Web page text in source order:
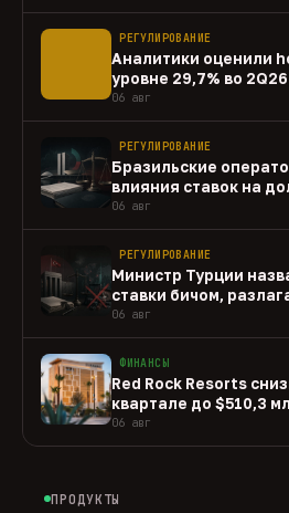
РЕГУЛИРОВАНИЕ
Аналитики оценили
уровне 29,7% во 2Q26
06 авг
РЕГУЛИРОВАНИЕ
Бразильские
влияния ставок на
06 авг
РЕГУЛИРОВАНИЕ
Министр Турции
ставки бичом,
06 авг
ФИНАНСЫ
Red Rock Resorts
квартале до $510,3
06 авг
ПРОДУКТЫ